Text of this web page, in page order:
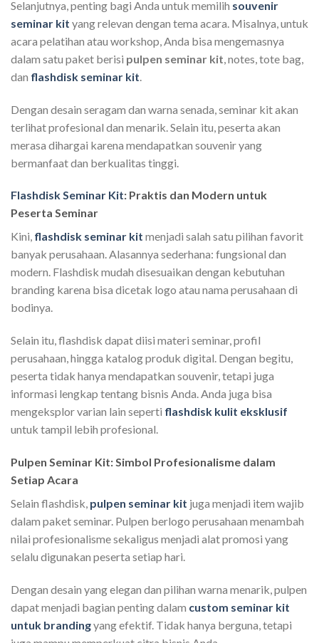
Selanjutnya, penting bagi Anda untuk memilih souvenir
seminar kit yang relevan dengan tema acara. Misalnya, untuk
acara pelatihan atau workshop, Anda bisa mengemasnya
dalam satu paket berisi pulpen seminar kit , notes, tote bag,
dan flashdisk seminar kit
Dengan desain seragam dan warna senada, seminar kit akan
terlihat profesional dan menarik. Selain itu, peserta akan
merasa dihargai karena mendapatkan souvenir yang
bermanfaat dan berkualitas tinggi.
Flashdisk Seminar Kit: Praktis dan Modern untuk
Peserta Seminar
Kini, flashdisk seminar kit menjadi salah satu pilihan favorit
banyak perusahaan. Alasannya sederhana: fungsional dan
modern. Flashdisk mudah disesuaikan dengan kebutuhan
branding karena bisa dicetak logo atau nama perusahaan di
bodinya.
Selain itu, flashdisk dapat diisi materi seminar, profil
perusahaan, hingga katalog produk digital. Dengan begitu,
peserta tidak hanya mendapatkan souvenir, tetapi juga
informasi lengkap tentang bisnis Anda. Anda juga bisa
mengeksplor varian lain seperti flashdisk kulit eksklusif
untuk tampil lebih profesional.
Pulpen Seminar Kit: Simbol Profesionalisme dalam
Setiap Acara
Selain flashdisk, pulpen seminar kit juga menjadi item wajib
dalam paket seminar. Pulpen berlogo perusahaan menambah
nilai profesionalisme sekaligus menjadi alat promosi yang
selalu digunakan peserta setiap hari.
Dengan desain yang elegan dan pilihan warna menarik, pulpen
dapat menjadi bagian penting dalam custom seminar kit
untuk brandingyang efektif. Tidak hanya berguna, tetapi